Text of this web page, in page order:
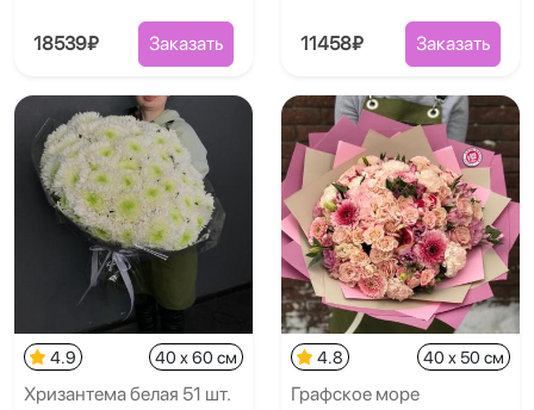
18539₽ Заказать 11458₽ Заказать
4.9 40 x 60 см
Хризантема белая 51 шт.
4.8 40 x 50 см
Графское море